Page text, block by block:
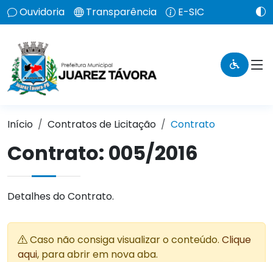
Ouvidoria Transparência E-SIC
Início Contratos de Licitação Contrato
Contrato: 005/2016
Detalhes do Contrato.
Caso não consiga visualizar o conteúdo. Clique
aqui, para abrir em nova aba.